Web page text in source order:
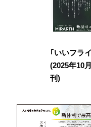
｢いいフラ
(2025年10
刊)